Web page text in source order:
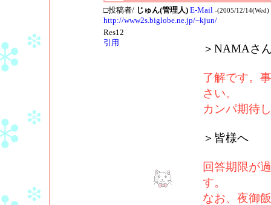
□投稿者/ じゅん(管理人) E-Mail -(2005/12/14(Wed)
http://www2s.biglobe.ne.jp/~kjun/
Res12
引用
＞NAMAさ
了解です。
さい。
カンパ期待
＞皆様へ
回答期限が
す。
なお、夜御